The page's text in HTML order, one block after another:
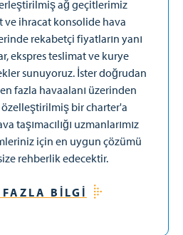
ağ geçitlerimiz
ve ihracat konsolide hava
rekabetçi fiyatların yanı
ekspres teslimat ve kurye
sunuyoruz. İster doğrudan
fazla havaalanı üzerinden
bir charter'a
taşımacılığı uzmanlarımız
için en uygun çözümü
rehberlik edecektir.
BILGI